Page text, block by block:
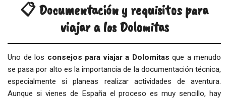
📋 Documentación y requisitos para
viajar a los Dolomitas
Uno de los consejos para viajar a Dolomitas que a menudo
se pasa por alto es la importancia de la documentación técnica,
especialmente si planeas realizar actividades de aventura.
Aunque si vienes de España el proceso es muy sencillo, hay